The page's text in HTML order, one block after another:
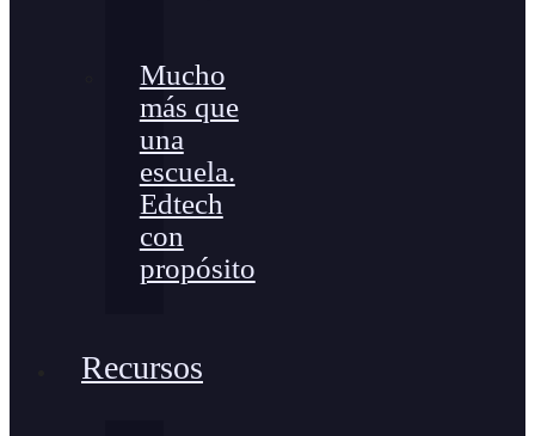
Mucho
más que
una
escuela.
Edtech
con
propósito
Recursos